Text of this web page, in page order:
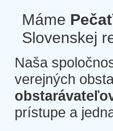
Máme
Slovenskej
Naša
verejných
prístupe a